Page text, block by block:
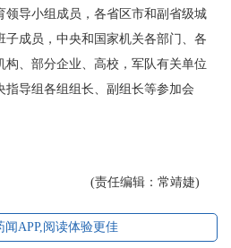
领导小组成员，各省区市和副省级城
子成员，中央和国家机关各部门、各
构、部分企业、高校，军队有关单位
指导组各组组长、副组长等参加会
(责任编辑：常靖婕)
闻APP,阅读体验更佳